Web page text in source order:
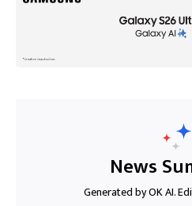
News
Generated by OK AI.